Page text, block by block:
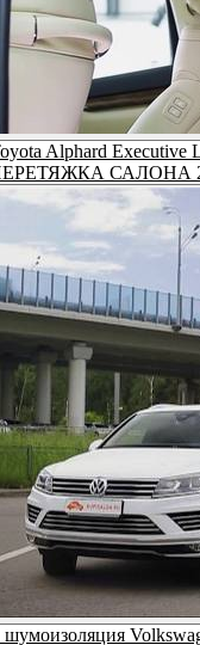
Alphard Executive
САЛОНА